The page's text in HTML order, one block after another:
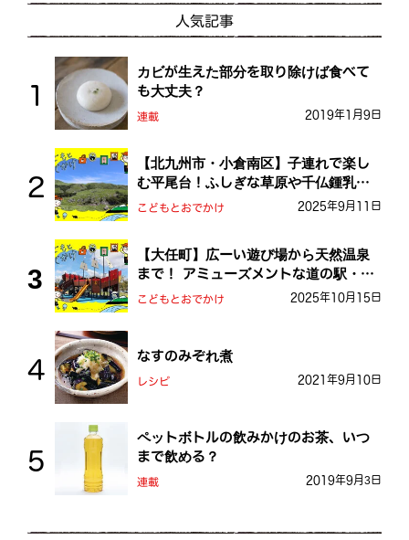
人気記事
カビが生えた部分を取り除けば食べて
も大丈夫？
連載 2019年1月9日
【北九州市・小倉南区】子連れで楽し
む平尾台！ふしぎな草原や千仏鍾乳洞
を探検しよう！
こどもとおでかけ 2025年9月11日
【大任町】広ーい遊び場から天然温泉
まで！ アミューズメントな道の駅・お
おとう桜街道
こどもとおでかけ 2025年10月15日
なすのみぞれ煮
レシピ 2021年9月10日
ペットボトルの飲みかけのお茶、いつ
まで飲める？
連載 2019年9月3日